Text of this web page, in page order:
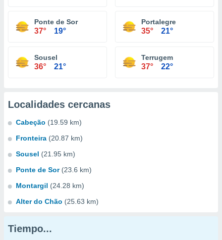
Ponte de Sor
37° 19°
Portalegre
35° 21°
Sousel
36° 21°
Terrugem
37° 22°
Localidades cercanas
Cabeção (19.59 km)
Fronteira (20.87 km)
Sousel (21.95 km)
Ponte de Sor (23.6 km)
Montargil (24.28 km)
Alter do Chão (25.63 km)
Tiempo...